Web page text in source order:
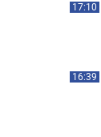
17:10
16:39